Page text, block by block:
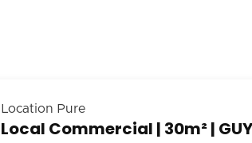
Location Pure
Local Commercial | 30m² | GUY